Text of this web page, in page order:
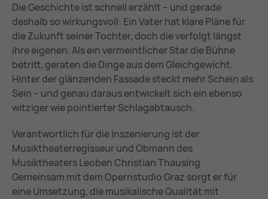
Die Geschichte ist schnell erzählt – und gerade
deshalb so wirkungsvoll: Ein Vater hat klare Pläne für
die Zukunft seiner Tochter, doch die verfolgt längst
ihre eigenen. Als ein vermeintlicher Star die Bühne
betritt, geraten die Dinge aus dem Gleichgewicht.
Hinter der glänzenden Fassade steckt mehr Schein als
Sein – und genau daraus entwickelt sich ein ebenso
witziger wie pointierter Schlagabtausch.
Verantwortlich für die Inszenierung ist der
Musiktheaterregisseur und Obmann des
Musiktheaters Leoben Christian Thausing.
Gemeinsam mit dem Opernstudio Graz sorgt er für
eine Umsetzung, die musikalische Qualität mit